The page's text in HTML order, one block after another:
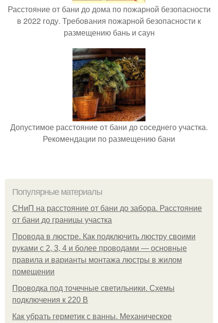
Расстояние от бани до дома по пожарной безопасности
в 2022 году. Требования пожарной безопасности к
размещению бань и саун
Допустимое расстояние от бани до соседнего участка.
Рекомендации по размещению бани
Популярные материалы
СНиП на расстояние от бани до забора. Расстояние
от бани до границы участка
Провода в люстре. Как подключить люстру своими
руками с 2, 3, 4 и более проводами — основные
правила и варианты монтажа люстры в жилом
помещении
Проводка под точечные светильники. Схемы
подключения к 220 В
Как убрать герметик с ванны. Механическое